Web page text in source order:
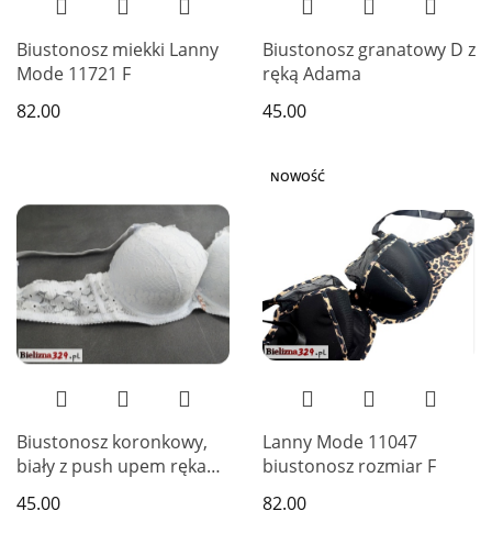
Biustonosz miekki Lanny
Mode 11721 F
82.00
Biustonosz granatowy D z
ręką Adama
45.00
Biustonosz koronkowy,
biały z push upem ręka
45.00
NOWOŚĆ
Lanny Mode 11047
biustonosz rozmiar F
82.00